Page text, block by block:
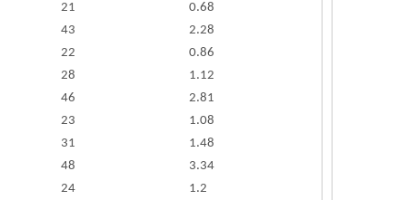
21
0.68
43
2.28
22
0.86
28
1.12
46
2.81
23
1.08
31
1.48
48
3.34
24
1.2